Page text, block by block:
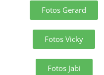
Fotos Gerard
Fotos Vicky
Fotos Jabi